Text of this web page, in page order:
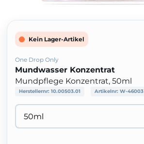
Kein Lager-Artikel
One Drop Only
Mundwasser Konzentrat
Mundpflege Konzentrat, 50ml
Herstellernr: 10.00503.01 Artikelnr: W-46003